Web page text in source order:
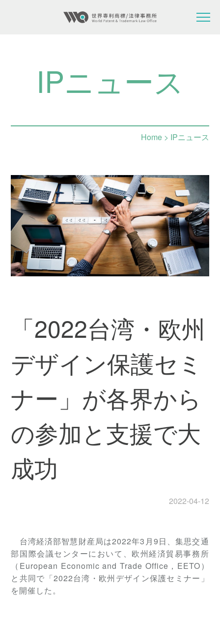
IPニュース
Home> IPニュース
「2022台湾・欧州
デザイン保護セミ
ナー」が各界から
の参加と支援で大
成功
2022-04-12
台湾経済部智慧財産局は2022年3月9日、集思交通
部国際会議センターにおいて、欧州経済貿易事務所
（European Economic and Trade Office，EETO）
と共同で「2022台湾・欧州デザイン保護セミナー」
を開催した。